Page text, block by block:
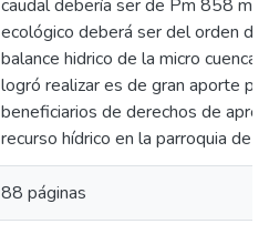
caudal debería ser de Pm 858
ecológico deberá ser del orden
balance hidrico de la micro cuenca
logró realizar es de gran aporte
beneficiarios de derechos de
recurso hídrico en la parroquia de
88 páginas